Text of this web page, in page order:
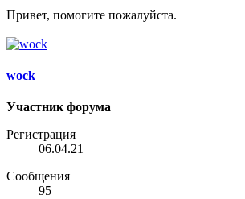
Привет, помогите пожалуйста.
wock
Участник форума
Регистрация
06.04.21
Сообщения
95